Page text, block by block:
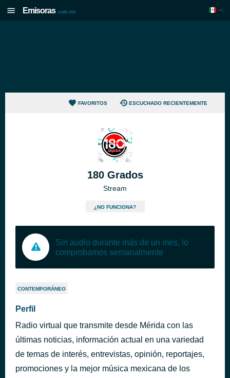
Emisoras .com.mx
FAVORITOS ESCUCHADO RECIENTEMENTE
180 Grados
Stream
¿NO FUNCIONA?
Sin audio durante más de un mes, lo
comprobamos semanalmente
CONTEMPORÁNEO
Perfil
Radio virtual que transmite desde Mérida con las
últimas noticias, información actual en una variedad
de temas de interés, entrevistas, opinión, reportajes,
promociones y la mejor música mexicana de los